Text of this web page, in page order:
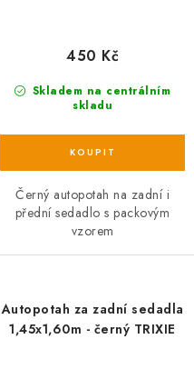
Skladem na centrálním
skladu
450 Kč
Černý autopotah na zadní i
přední sedadlo s packovým
vzorem
Autopotah za zadní sedadla
1,45x1,60m - černý TRIXIE